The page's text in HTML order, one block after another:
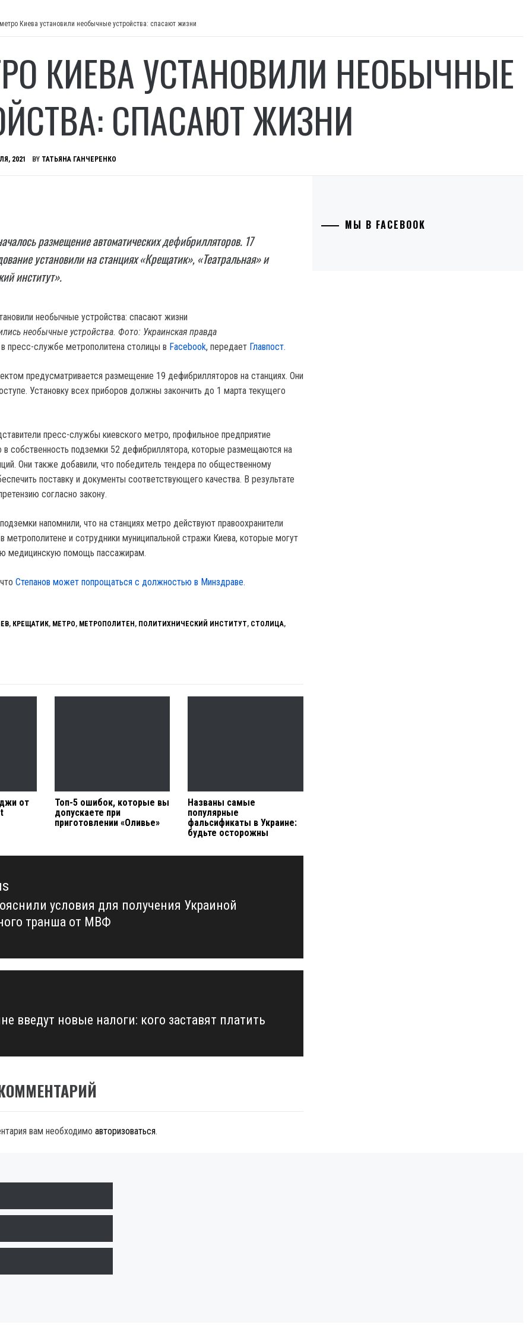
Киева установили необычные устройства: спасают жизни
КИЕВА УСТАНОВИЛИ НЕОБЫЧНЫЕ
СПАСАЮТ ЖИЗНИ
2021 BY ТАТЬЯНА ГАНЧЕРЕНКО
размещение автоматических дефибрилляторов. 17
установили на станциях «Крещатик», «Театральная» и
институт».
необычные устройства. Фото: Украинская правда
пресс-службе метрополитена столицы в Facebook, передает Главпост.
предусматривается размещение 19 дефибрилляторов на станциях. Они
Установку всех приборов должны закончить до 1 марта текущего
пресс-службы киевского метро, профильное предприятие
в собственность подземки 52 дефибриллятора, которые размещаются на
Они также добавили, что победитель тендера по общественному
поставку и документы соответствующего качества. В результате
согласно закону.
напомнили, что на станциях метро действуют правоохранители
метрополитене и сотрудники муниципальной стражи Киева, которые могут
медицинскую помощь пассажирам.
Степанов может попрощаться с должностью в Минздраве.
, КРЕЩАТИК, МЕТРО, МЕТРОПОЛИТЕН , ПОЛИТИХНИЧЕСКИЙ ИНСТИТУТ, СТОЛИЦА,
от
Топ-5 ошибок, которые вы
допускаете при
приготовлении «Оливье»
Названы самые
популярные
фальсификаты в Украине:
будьте осторожны
условия для получения Украиной
транша от МВФ
введут новые налоги: кого заставят платить
вам необходимо авторизоваться.
МЫ В FACEBOOK